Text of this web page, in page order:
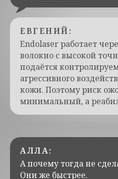
ЕВГЕНИЙ:
Endolaser работает
волокно с высокой
подаётся
агрессивного
кожи. Поэтому риск
минимальный, а
АЛЛА:
А почему тогда не
Они же быстрее.